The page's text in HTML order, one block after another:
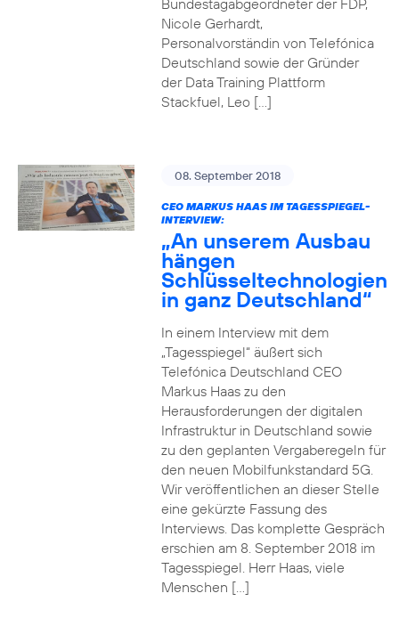
Bundestagabgeordneter der FDP,
Nicole Gerhardt,
Personalvorständin von Telefónica
Deutschland sowie der Gründer
der Data Training Plattform
Stackfuel, Leo […]
08. September 2018
CEO MARKUS HAAS IM TAGESSPIEGEL-
INTERVIEW:
„An unserem Ausbau
hängen
Schlüsseltechnologien
in ganz Deutschland“
In einem Interview mit dem
„Tagesspiegel“ äußert sich
Telefónica Deutschland CEO
Markus Haas zu den
Herausforderungen der digitalen
Infrastruktur in Deutschland sowie
zu den geplanten Vergaberegeln für
den neuen Mobilfunkstandard 5G.
Wir veröffentlichen an dieser Stelle
eine gekürzte Fassung des
Interviews. Das komplette Gespräch
erschien am 8. September 2018 im
Tagesspiegel. Herr Haas, viele
Menschen […]